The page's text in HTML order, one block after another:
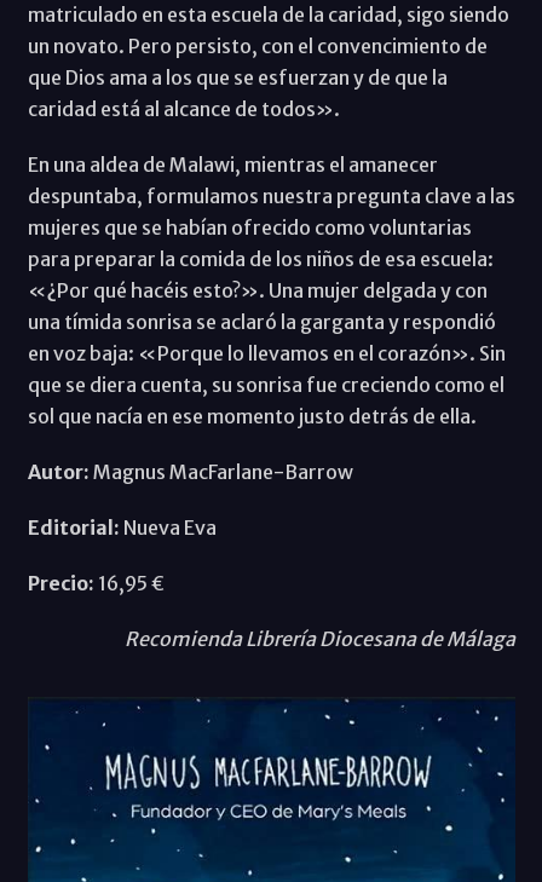
matriculado en esta escuela de la caridad, sigo siendo
un novato. Pero persisto, con el convencimiento de
que Dios ama a los que se esfuerzan y de que la
caridad está al alcance de todos».
En una aldea de Malawi, mientras el amanecer
despuntaba, formulamos nuestra pregunta clave a las
mujeres que se habían ofrecido como voluntarias
para preparar la comida de los niños de esa escuela:
«¿Por qué hacéis esto?». Una mujer delgada y con
una tímida sonrisa se aclaró la garganta y respondió
en voz baja: «Porque lo llevamos en el corazón». Sin
que se diera cuenta, su sonrisa fue creciendo como el
sol que nacía en ese momento justo detrás de ella.
Autor: Magnus MacFarlane-Barrow
Editorial: Nueva Eva
Precio: 16,95 €
Recomienda Librería Diocesana de Málaga